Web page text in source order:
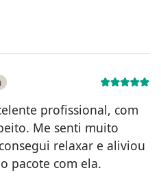
profissional, com
Me senti muito
relaxar e aliviou
pacote com ela.